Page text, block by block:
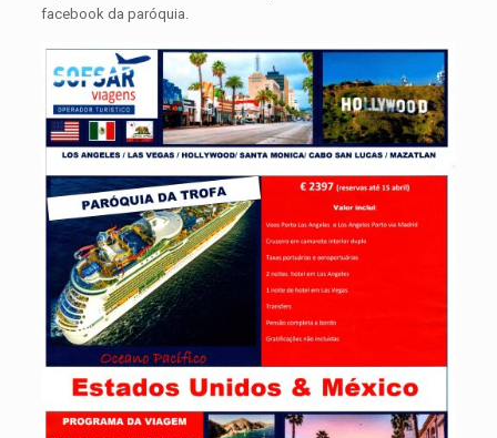
facebook da paróquia.